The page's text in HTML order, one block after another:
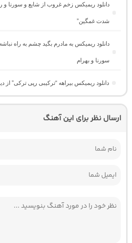
دانلود ریمیکس زخم غروب از شایع و سورنا و
شدت غمگین”
دانلود ریمیکس به مادرم بگید چشم به راه
سورنا و بهرام
دانلود ریمیکس بیراهه “ترکیبی رپی ترکی” از
ارسال نظر برای این آهنگ